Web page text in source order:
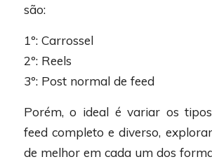
são:
1º: Carrossel
2º: Reels
3º: Post normal de feed
Porém, o ideal é variar os
feed completo e diverso,
de melhor em cada um dos